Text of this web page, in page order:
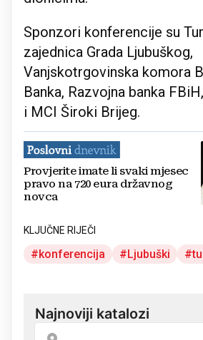
Sponzori konferencije su
zajednica Grada Ljubuškog,
Vanjskotrgovinska komora
Banka, Razvojna banka
i MCI Široki Brijeg.
Provjerite imate li svaki mjesec
pravo na 720 eura državnog
novca
KLJUČNE RIJEČI
konferencija Ljubuški